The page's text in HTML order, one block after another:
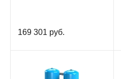
169 301 руб.